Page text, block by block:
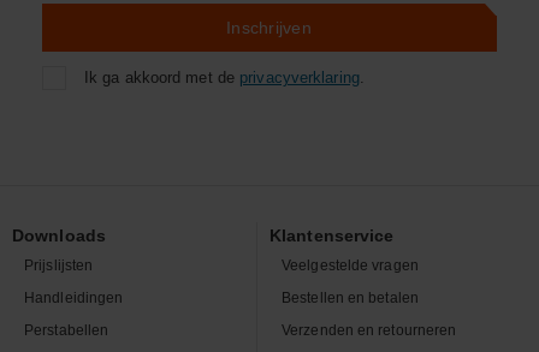
Inschrijven
Ik ga akkoord met de privacyverklaring.
Downloads
Prijslijsten
Handleidingen
Perstabellen
Klantenservice
Veelgestelde vragen
Bestellen en betalen
Verzenden en retourneren